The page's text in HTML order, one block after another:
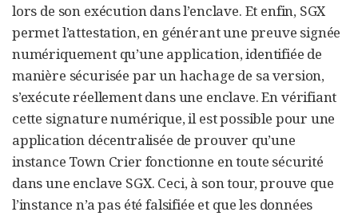
lors de son exécution dans l’enclave. Et enfin, SGX
permet l’attestation, en générant une preuve signée
numériquement qu’une application, identifiée de
manière sécurisée par un hachage de sa version,
s’exécute réellement dans une enclave. En vérifiant
cette signature numérique, il est possible pour une
application décentralisée de prouver qu’une
instance Town Crier fonctionne en toute sécurité
dans une enclave SGX. Ceci, à son tour, prouve que
l’instance n’a pas été falsifiée et que les données